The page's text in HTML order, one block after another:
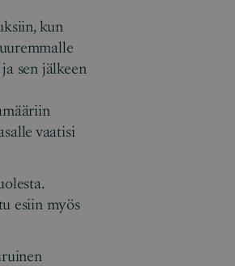
kun
sen jälkeen
vaatisi
esiin myös